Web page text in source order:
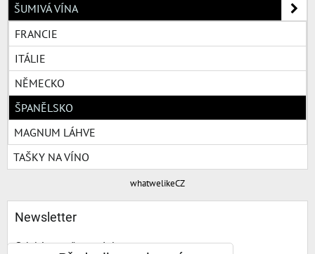
ŠUMIVÁ VÍNA
FRANCIE
ITÁLIE
NĚMECKO
ŠPANĚLSKO
MAGNUM LÁHVE
TAŠKY NA VÍNO
whatwelikeCZ
Newsletter
Odebírat naše novinky: